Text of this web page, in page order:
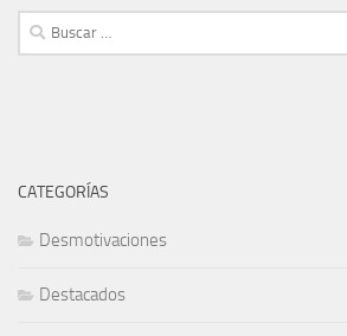
Buscar:
CATEGORÍAS
Desmotivaciones
Destacados